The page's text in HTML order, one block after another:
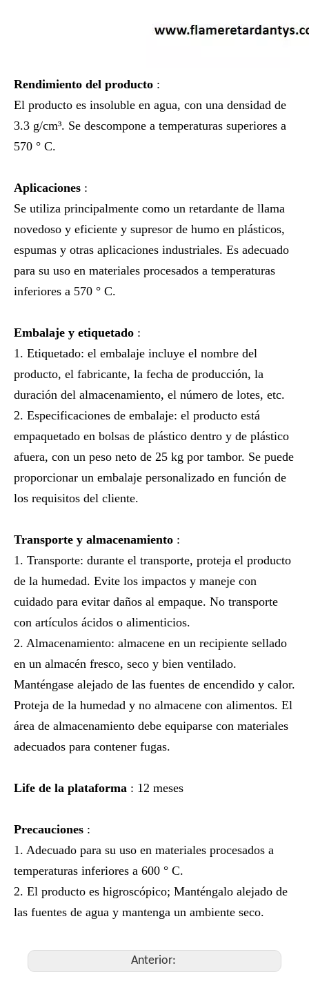
Rendimiento del producto :
El producto es insoluble en agua, con una densidad de
3.3 g/cm³. Se descompone a temperaturas superiores a
570 ° C.
Aplicaciones :
Se utiliza principalmente como un retardante de llama
novedoso y eficiente y supresor de humo en plásticos,
espumas y otras aplicaciones industriales. Es adecuado
para su uso en materiales procesados ​​a temperaturas
inferiores a 570 ° C.
Embalaje y etiquetado :
1. Etiquetado: el embalaje incluye el nombre del
producto, el fabricante, la fecha de producción, la
duración del almacenamiento, el número de lotes, etc.
2. Especificaciones de embalaje: el producto está
empaquetado en bolsas de plástico dentro y de plástico
afuera, con un peso neto de 25 kg por tambor. Se puede
proporcionar un embalaje personalizado en función de
los requisitos del cliente.
Transporte y almacenamiento :
1. Transporte: durante el transporte, proteja el producto
de la humedad. Evite los impactos y maneje con
cuidado para evitar daños al empaque. No transporte
con artículos ácidos o alimenticios.
2. Almacenamiento: almacene en un recipiente sellado
en un almacén fresco, seco y bien ventilado.
Manténgase alejado de las fuentes de encendido y calor.
Proteja de la humedad y no almacene con alimentos. El
área de almacenamiento debe equiparse con materiales
adecuados para contener fugas.
Life de la plataforma : 12 meses
Precauciones :
1. Adecuado para su uso en materiales procesados ​​a
temperaturas inferiores a 600 ° C.
2. El producto es higroscópico; Manténgalo alejado de
las fuentes de agua y mantenga un ambiente seco.
Anterior: